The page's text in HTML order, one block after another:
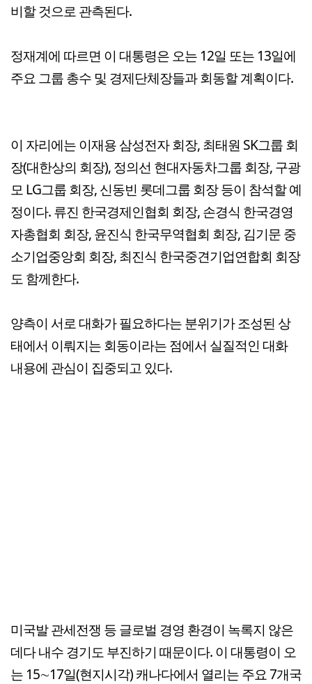
비할 것으로 관측된다.
정재계에 따르면 이 대통령은 오는 12일 또는 13일에
주요 그룹 총수 및 경제단체장들과 회동할 계획이다.
이 자리에는 이재용 삼성전자 회장, 최태원 SK그룹 회
장(대한상의 회장), 정의선 현대자동차그룹 회장, 구광
모 LG그룹 회장, 신동빈 롯데그룹 회장 등이 참석할 예
정이다. 류진 한국경제인협회 회장, 손경식 한국경영
자총협회 회장, 윤진식 한국무역협회 회장, 김기문 중
소기업중앙회 회장, 최진식 한국중견기업연합회 회장
도 함께한다.
양측이 서로 대화가 필요하다는 분위기가 조성된 상
태에서 이뤄지는 회동이라는 점에서 실질적인 대화
내용에 관심이 집중되고 있다.
미국발 관세전쟁 등 글로벌 경영 환경이 녹록지 않은
데다 내수 경기도 부진하기 때문이다. 이 대통령이 오
는 15∼17일(현지시각) 캐나다에서 열리는 주요 7개국